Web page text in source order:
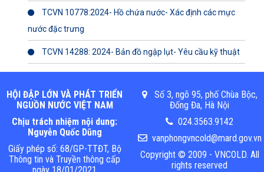
TCVN 10778:2024- Hồ chứa nước- Xác định các mực
nước đặc trưng
TCVN 14288: 2024- Bản đồ ngập lụt- Yêu cầu kỹ thuật
HỘI ĐẬP LỚN VÀ PHÁT TRIỂN
NGUỒN NƯỚC VIỆT NAM
Chịu trách nhiệm nội dung:
Nguyễn Quốc Dũng
Giấy phép số: 68/GP-TTĐT, Bộ
Thông tin và Truyền thông cấp
ngày 18/01/2021
Số 3, ngõ 95, phố Chùa Bộc,
Đống Đa, Hà Nội
024.3563.9142
vanphongvncold@mard.gov.vn
Copyright © 2009 - VNCOLD. All
rights reserved